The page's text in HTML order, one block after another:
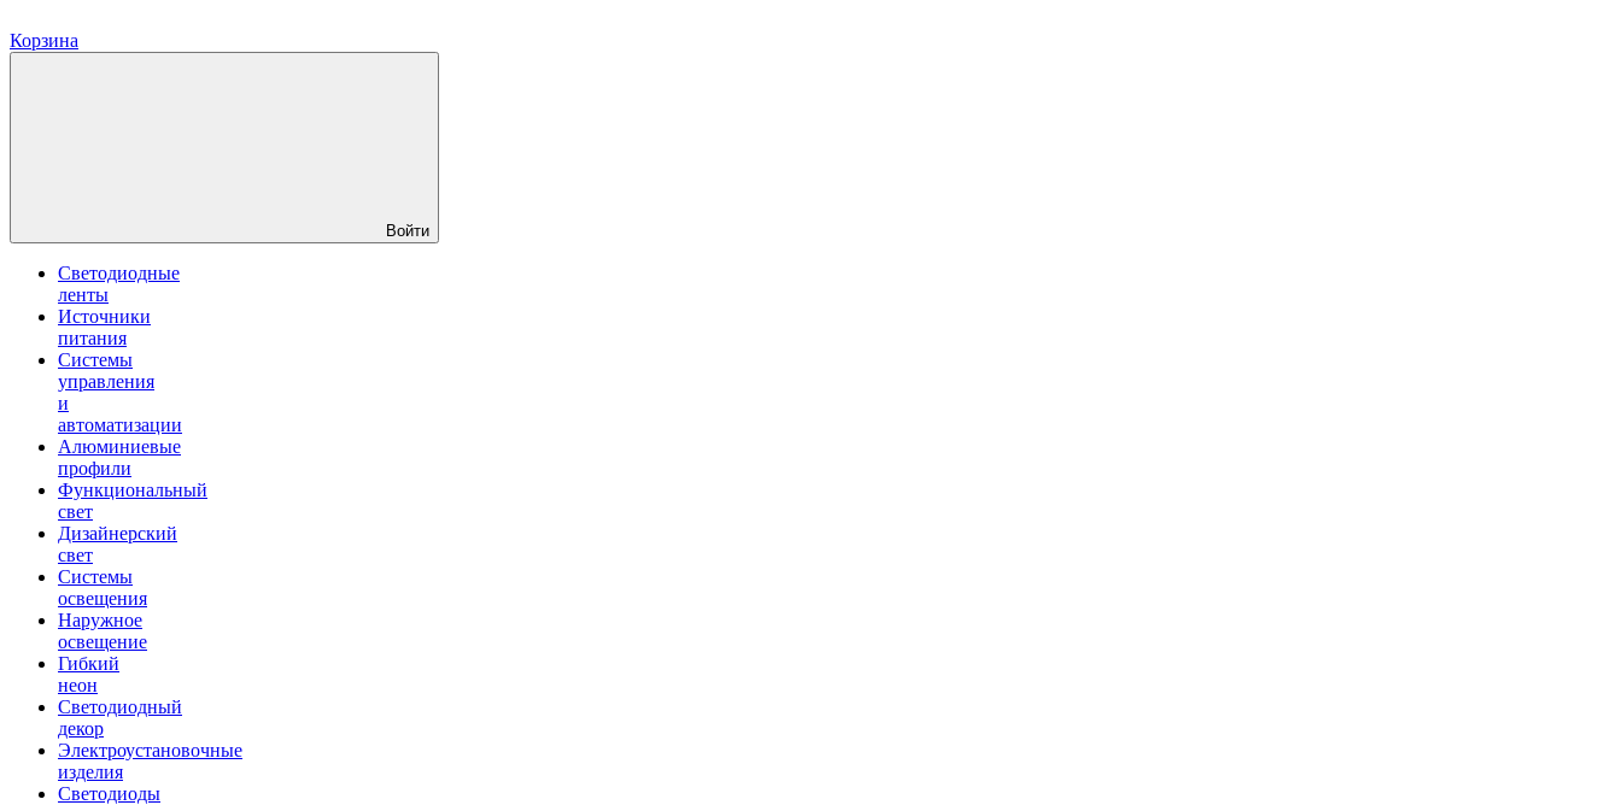
Корзина
Войти
Светодиодные
ленты
Источники
питания
Системы
управления
и
автоматизации
Алюминиевые
профили
Функциональный
свет
Дизайнерский
свет
Системы
освещения
Наружное
освещение
Гибкий
неон
Светодиодный
декор
Электроустановочные
изделия
Светодиоды